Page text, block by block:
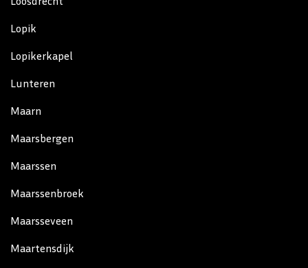
Lopik
Lopikerkapel
Lunteren
Maarn
Maarsbergen
Maarssen
Maarssenbroek
Maarsseveen
Maartensdijk